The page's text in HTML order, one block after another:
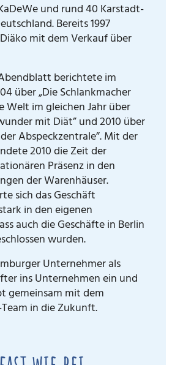
und rund 40 Karstadt-
Bereits 1997
mit dem Verkauf über
berichtete im
über „Die Schlankmacher
Welt im gleichen Jahr über
mit Diät” und 2010 über
Abspeckzentrale”. Mit der
2010 die Zeit der
Präsenz in den
der Warenhäuser.
sich das Geschäft
in den eigenen
auch die Geschäfte in Berlin
wurden.
Unternehmer als
ins Unternehmen ein und
gemeinsam mit dem
in die Zukunft.